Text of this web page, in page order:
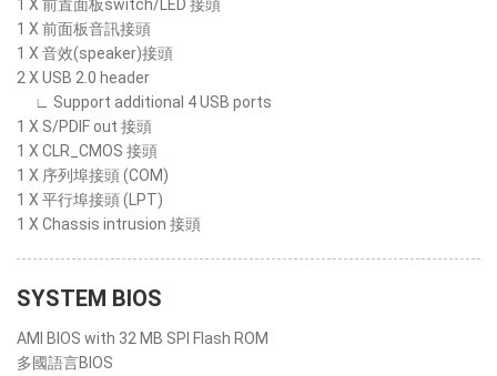
1 X 前置面板switch/LED 接頭
1 X 前面板音訊接頭
1 X 音效(speaker)接頭
2 X USB 2.0 header
∟ Support additional 4 USB ports
1 X S/PDIF out 接頭
1 X CLR_CMOS 接頭
1 X 序列埠接頭 (COM)
1 X 平行埠接頭 (LPT)
1 X Chassis intrusion 接頭
SYSTEM BIOS
AMI BIOS with 32 MB SPI Flash ROM
多國語言BIOS